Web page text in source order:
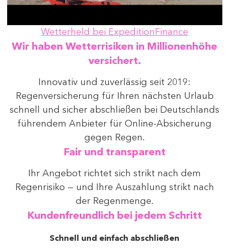
Wetterheld bei ExpeditionFinance
Wir haben Wetterrisiken in Millionenhöhe
versichert.
Innovativ und zuverlässig seit 2019:
Regenversicherung für Ihren nächsten Urlaub
schnell und sicher abschließen bei Deutschlands
führendem Anbieter für Online-Absicherung
gegen Regen.
Fair und transparent
Ihr Angebot richtet sich strikt nach dem
Regenrisiko — und Ihre Auszahlung strikt nach
der Regenmenge.
Kundenfreundlich bei jedem Schritt
Schnell und einfach abschließen